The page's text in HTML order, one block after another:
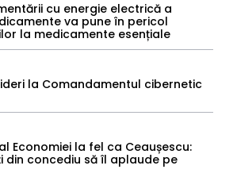
cu energie electrică a
va pune în pericol
la medicamente esențiale
la Comandamentul cibernetic
Economiei la fel ca Ceaușescu:
din concediu să îl aplaude pe